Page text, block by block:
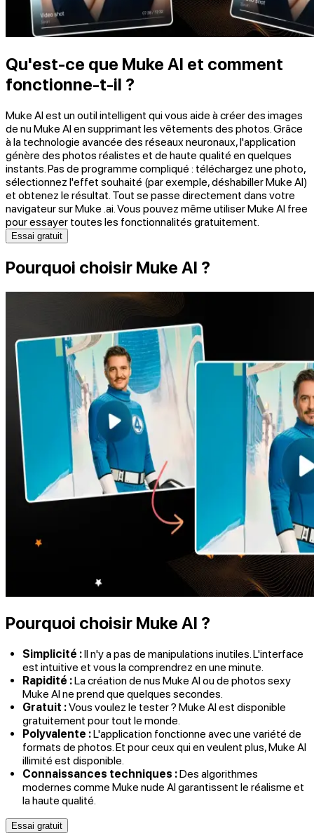
Qu'est-ce que Muke AI et comment
fonctionne-t-il ?
Muke AI est un outil intelligent qui vous aide à créer des images
de nu Muke AI en supprimant les vêtements des photos. Grâce
à la technologie avancée des réseaux neuronaux, l'application
génère des photos réalistes et de haute qualité en quelques
instants. Pas de programme compliqué : téléchargez une photo,
sélectionnez l'effet souhaité (par exemple, déshabiller Muke AI)
et obtenez le résultat. Tout se passe directement dans votre
navigateur sur Muke .ai. Vous pouvez même utiliser Muke AI free
pour essayer toutes les fonctionnalités gratuitement.
Essai gratuit
Pourquoi choisir Muke AI ?
Pourquoi choisir Muke AI ?
Simplicité :Il n'y a pas de manipulations inutiles. L'interface
est intuitive et vous la comprendrez en une minute.
Rapidité :La création de nus Muke AI ou de photos sexy
Muke AI ne prend que quelques secondes.
Gratuit :Vous voulez le tester ? Muke AI est disponible
gratuitement pour tout le monde.
Polyvalente :L'application fonctionne avec une variété de
formats de photos. Et pour ceux qui en veulent plus, Muke AI
illimité est disponible.
Connaissances techniques :Des algorithmes
modernes comme Muke nude AI garantissent le réalisme et
la haute qualité.
Essai gratuit